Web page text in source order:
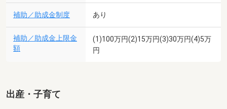
補助／助成金制度 あり
補助／助成金上限金
額
(1)100万円(2)15万円(3)30万円(4)5万
円
出産・子育て